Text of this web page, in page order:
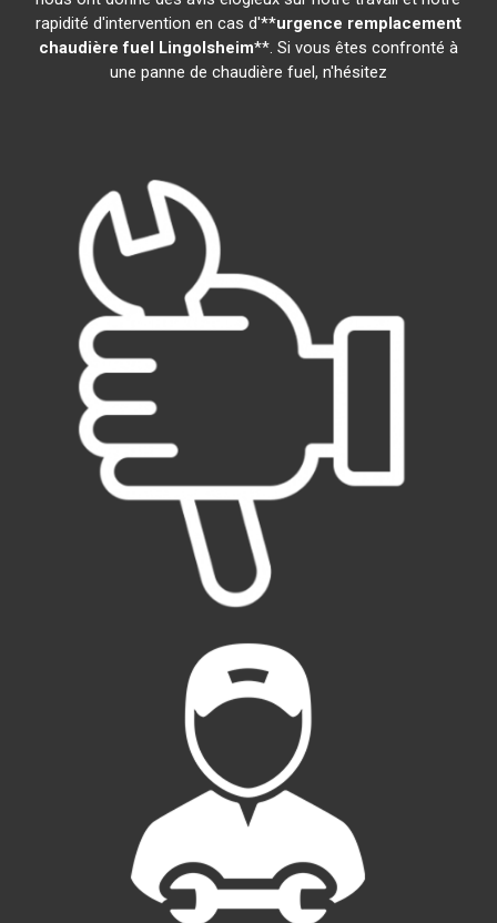
rapidité d'intervention en cas d'**urgence remplacement
chaudière fuel Lingolsheim**. Si vous êtes confronté à
une panne de chaudière fuel, n'hésitez